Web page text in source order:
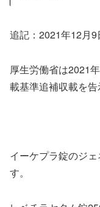
追記：2021年12月9
厚生労働省は2021
載基準追補収載を告
イーケプラ錠のジ
す。